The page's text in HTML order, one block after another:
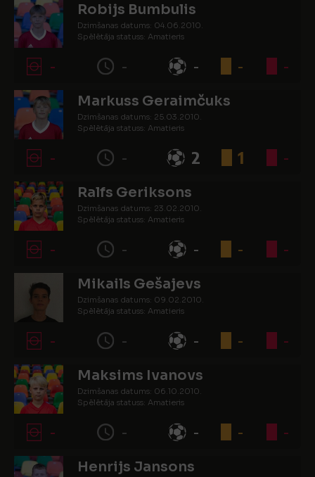
Robijs Bumbulis
Dzimšanas datums: 04.06.2010.
Spēlētāja statuss: Amatieris
- - - - -
Markuss Geraimčuks
Dzimšanas datums: 25.03.2010.
Spēlētāja statuss: Amatieris
- - 2 1 -
Ralfs Geriksons
Dzimšanas datums: 23.02.2010.
Spēlētāja statuss: Amatieris
- - - - -
Mikails Gešajevs
Dzimšanas datums: 09.02.2010.
Spēlētāja statuss: Amatieris
- - - - -
Maksims Ivanovs
Dzimšanas datums: 06.10.2010.
Spēlētāja statuss: Amatieris
- - - - -
Henrijs Jansons